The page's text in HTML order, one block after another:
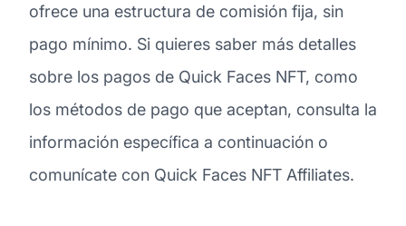
ofrece una estructura de comisión fija, sin
pago mínimo. Si quieres saber más detalles
sobre los pagos de Quick Faces NFT, como
los métodos de pago que aceptan, consulta la
información específica a continuación o
comunícate con Quick Faces NFT Affiliates.